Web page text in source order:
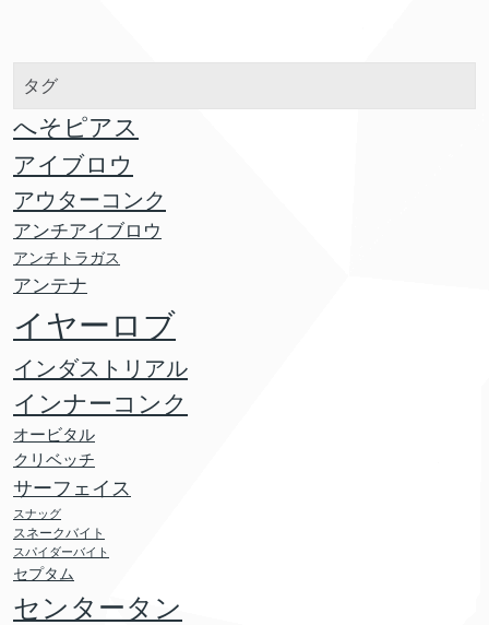
タグ
へそピアス
アイブロウ
アウターコンク
アンチアイブロウ
アンチトラガス
アンテナ
イヤーロブ
インダストリアル
インナーコンク
オービタル
クリベッチ
サーフェイス
スナッグ
スネークバイト
スパイダーバイト
セプタム
センタータン